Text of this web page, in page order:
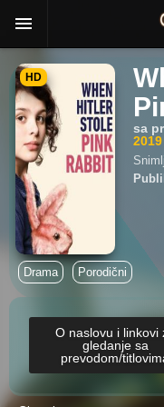
HD
sa
2019
Drama Porodični
O naslovu i linkovi
gledanje sa
prevodom/